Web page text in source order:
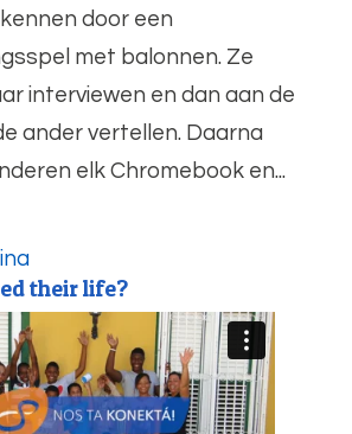
door een
met balonnen. Ze
interviewen en dan aan de
ander vertellen. Daarna
elk Chromebook en...
their life?